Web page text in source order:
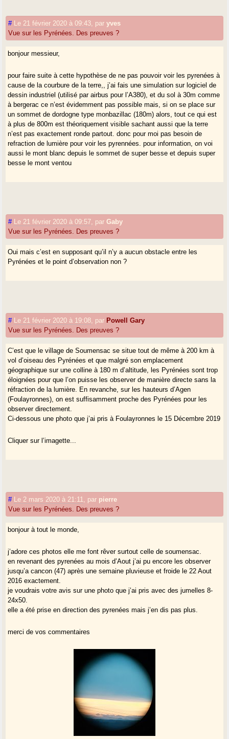
# Le 21 février 2020 à 09:43 paryves
Vue sur les Pyrénées. Des preuves ?
bonjour messieur,
pour faire suite à cette hypothèse de ne pas pouvoir voir les pyrenées à
cause de la courbure de la terre,, j’ai fais une simulation sur logiciel de
dessin industriel (utilisé par airbus pour l’A380), et du sol à 30m comme
à bergerac ce n’est évidemment pas possible mais, si on se place sur
un sommet de dordogne type monbazillac (180m) alors, tout ce qui est
à plus de 800m est théoriquement visible sachant aussi que la terre
n’est pas exactement ronde partout. donc pour moi pas besoin de
refraction de lumière pour voir les pyrennées. pour information, on voi
aussi le mont blanc depuis le sommet de super besse et depuis super
besse le mont ventou
# Le 21 février 2020 à 09:57 parGaby
Vue sur les Pyrénées. Des preuves ?
Oui mais c’est en supposant qu’il n’y a aucun obstacle entre les
Pyrénées et le point d’observation non ?
# Le 21 février 2020 à 19:08 par Powell Gary
Vue sur les Pyrénées. Des preuves ?
C’est que le village de Soumensac se situe tout de même à 200 km à
vol d’oiseau des Pyrénées et que malgré son emplacement
géographique sur une colline à 180 m d’altitude, les Pyrénées sont trop
éloignées pour que l’on puisse les observer de manière directe sans la
réfraction de la lumière. En revanche, sur les hauteurs d’Agen
(Foulayronnes), on est suffisamment proche des Pyrénées pour les
observer directement.
Ci-dessous une photo que j’ai pris à Foulayronnes le 15 Décembre 2019
Cliquer sur l’imagette...
# Le 2 mars 2020 à 21:11 par pierre
Vue sur les Pyrénées. Des preuves ?
bonjour à tout le monde,
j’adore ces photos elle me font rêver surtout celle de soumensac.
en revenant des pyrenées au mois d’Aout j’ai pu encore les observer
jusqu’a cancon (47) après une semaine pluvieuse et froide le 22 Aout
2016 exactement.
je voudrais votre avis sur une photo que j’ai pris avec des jumelles 8-
24x50.
elle a été prise en direction des pyrenées mais j’en dis pas plus.
merci de vos commentaires